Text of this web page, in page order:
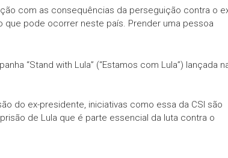
com as consequências da perseguição contra o
pode ocorrer neste país. Prender uma pessoa
“Stand with Lula” (“Estamos com Lula”) lançada
do ex-presidente, iniciativas como essa da CSI são
de Lula que é parte essencial da luta contra o